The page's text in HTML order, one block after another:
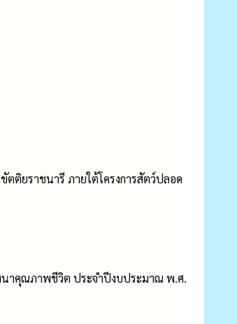
ตติยราชนารี ภายใต้โครงการสัตว์ปลอด
นาคุณภาพชีวิต ประจำปีงบประมาณ พ.ศ.